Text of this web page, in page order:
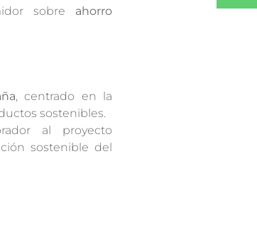
sobre ahorro
, centrado en la
sostenibles.
al proyecto
sostenible del